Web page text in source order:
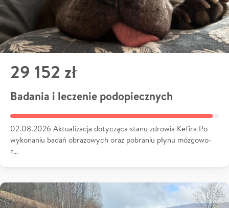
29 152 zł
Badania i leczenie podopiecznych
02.08.2026 Aktualizacja dotycząca stanu zdrowia Kefira Po
wykonaniu badań obrazowych oraz pobraniu płynu mózgowo-
r…